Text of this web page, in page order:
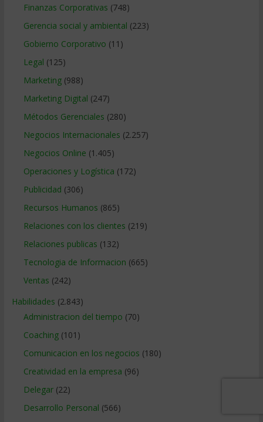
Finanzas Corporativas (748)
Gerencia social y ambiental (223)
Gobierno Corporativo (11)
Legal (125)
Marketing(988)
Marketing Digital (247)
Métodos Gerenciales (280)
Negocios Internacionales (2.257)
Negocios Online (1.405)
Operaciones y Logística (172)
Publicidad (306)
Recursos Humanos (865)
Relaciones con los clientes (219)
Relaciones publicas (132)
Tecnologia de Informacion (665)
Ventas (242)
Habilidades (2.843)
Administracion del tiempo (70)
Coaching(101)
Comunicacion en los negocios (180)
Creatividad en la empresa (96)
Delegar(22)
Desarrollo Personal (566)